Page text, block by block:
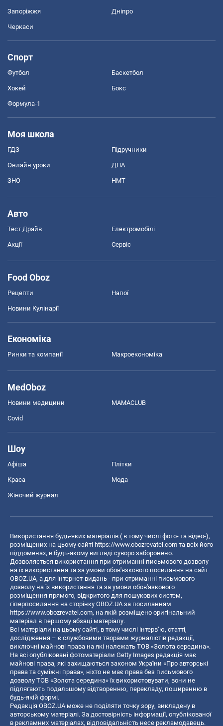
Запоріжжя Дніпро
Черкаси
Спорт
Футбол Баскетбол
Хокей Бокс
Формула-1
Моя школа
ГДЗ Підручники
Онлайн уроки ДПА
ЗНО НМТ
Авто
Тест Драйв Електромобілі
Акції Сервіс
Food Oboz
Рецепти Напої
Новини Кулінарії
Економіка
Ринки та компанії Макроекономіка
MedOboz
Новини медицини MAMACLUB
Covid
Шоу
Афіша Плітки
Краса Мода
Жіночий журнал
Використання будь-яких матеріалів ( в тому числі фото- та відео-),
розміщених на цьому сайті https://www.obozrevatel.com та всіх його
піддоменах, в будь-якому вигляді суворо заборонено.
Дозволяється використання при отриманні письмового дозволу
на їх використання та за умови обов'язкового посилання на сайт
OBOZ.UA, а для інтернет-видань - при отриманні письмового
дозволу на їх використання та за умови обов'язкового
розміщення прямого, відкритого для пошукових систем,
гіперпосилання на сторінку OBOZ.UA за посиланням
https://www.obozrevatel.com, на якій розміщено оригінальний
матеріал в першому абзаці матеріалу.
Всі матеріали на цьому сайті, в тому числі інтерв’ю, статті,
дослідження – є службовими творами журналістів редакції,
виключні майнові права на які належать ТОВ «Золота середина».
На всі опубліковані фотоматеріали Getty Images редакція має
майнові права, які захищаються законом України «Про авторські
права та суміжні права», ніхто не має права без письмового
дозволу ТОВ «Золота середина» їх використовувати, вони не
підлягають подальшому відтворенню, перекладу, поширенню в
будь-якій формі.
Редакція OBOZ.UA може не поділяти точку зору, викладену в
авторському матеріалі. За достовірність інформації, опублікованої
в рекламних матеріалах, відповідальність несе рекламодавець.